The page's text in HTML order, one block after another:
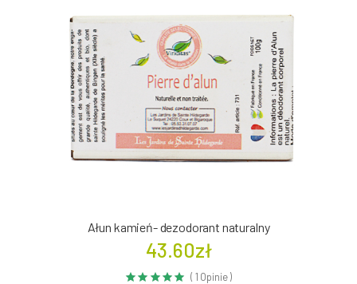
Ałun kamień- dezodorant naturalny
43.60zł
( 1 Opinie )